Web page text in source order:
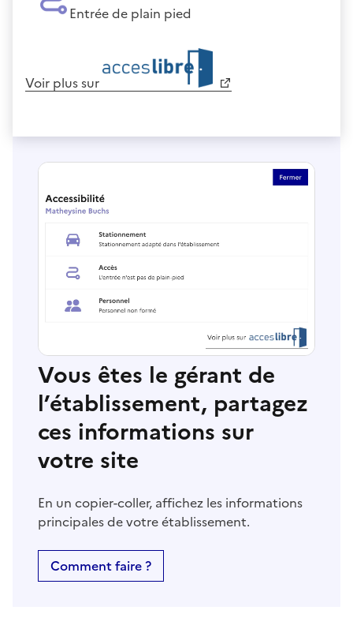
Entrée de plain pied
Voir plus sur
Vous êtes le gérant de
l’établissement, partagez
ces informations sur
votre site
En un copier-coller, affichez les informations
principales de votre établissement.
Comment faire ?